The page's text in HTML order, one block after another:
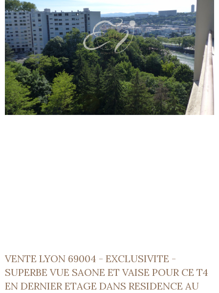
VENTE LYON 69004 - EXCLUSIVITE -
SUPERBE VUE SAONE ET VAISE POUR CE T4
EN DERNIER ETAGE DANS RESIDENCE AU